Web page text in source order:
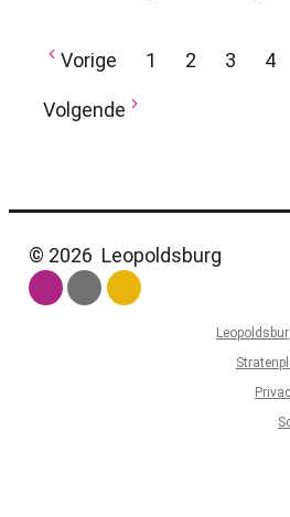
Vorige pagina
1 pagina
2 3 4
Volgende
© 2026 Leopoldsburg